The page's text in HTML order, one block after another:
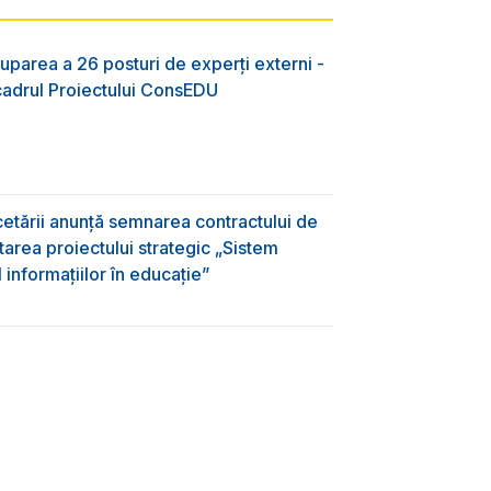
a 26 posturi de experți externi -
Proiectului ConsEDU
anunță semnarea contractului de
proiectului strategic „Sistem
în educație”